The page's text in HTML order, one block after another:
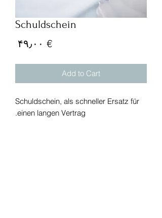
Schuldschein
€ ۴۹٫۰۰
Add to Cart
Schuldschein, als schneller Ersatz für
einen langen Vertrag.